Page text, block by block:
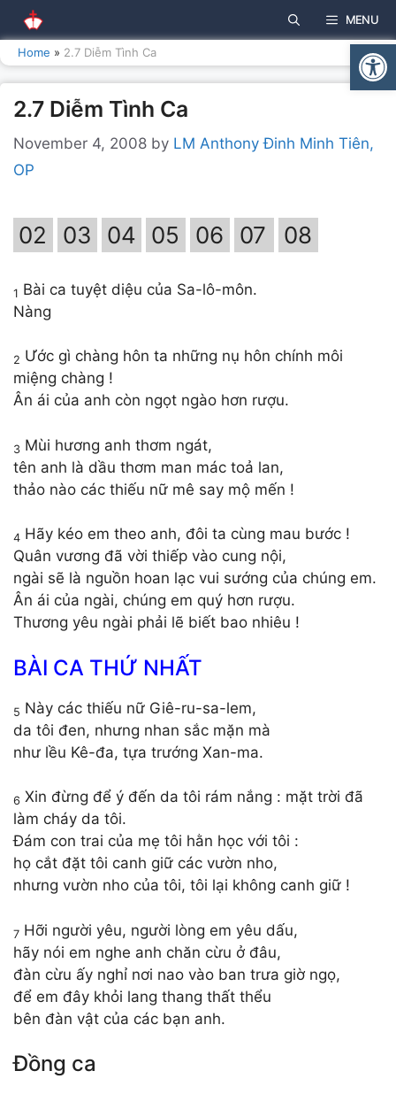
to
content
MENU
Home » 2.7 Diễm Tình Ca
2.7 Diễm Tình Ca
November 4, 2008 by LM Anthony Đinh Minh Tiên,
OP
02 03 04 05 06 07 08
1 Bài ca tuyệt diệu của Sa-lô-môn.
Nàng
2 Ước gì chàng hôn ta những nụ hôn chính môi
miệng chàng !
Ân ái của anh còn ngọt ngào hơn rượu.
3 Mùi hương anh thơm ngát,
tên anh là dầu thơm man mác toả lan,
thảo nào các thiếu nữ mê say mộ mến !
4 Hãy kéo em theo anh, đôi ta cùng mau bước !
Quân vương đã vời thiếp vào cung nội,
ngài sẽ là nguồn hoan lạc vui sướng của chúng em.
Ân ái của ngài, chúng em quý hơn rượu.
Thương yêu ngài phải lẽ biết bao nhiêu !
BÀI CA THỨ NHẤT
5 Này các thiếu nữ Giê-ru-sa-lem,
da tôi đen, nhưng nhan sắc mặn mà
như lều Kê-đa, tựa trướng Xan-ma.
6 Xin đừng để ý đến da tôi rám nắng : mặt trời đã
làm cháy da tôi.
Đám con trai của mẹ tôi hằn học với tôi :
họ cắt đặt tôi canh giữ các vườn nho,
nhưng vườn nho của tôi, tôi lại không canh giữ !
7 Hỡi người yêu, người lòng em yêu dấu,
hãy nói em nghe anh chăn cừu ở đâu,
đàn cừu ấy nghỉ nơi nao vào ban trưa giờ ngọ,
để em đây khỏi lang thang thất thểu
bên đàn vật của các bạn anh.
Đồng ca